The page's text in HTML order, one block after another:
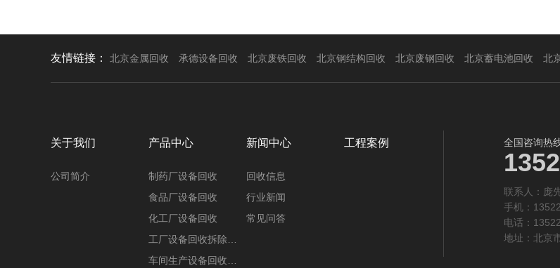
友情链接： 北京金属回收 承德设备回收 北京废铁回收 北京钢结构回收 北京废钢回收 北京蓄电池回收 北
关于我们
公司简介
产品中心
制药厂设备回收
食品厂设备回收
化工厂设备回收
工厂设备回收拆除…
车间生产设备回收…
新闻中心
回收信息
行业新闻
常见问答
工程案例 全国咨询热
联系人：庞
手机：
电话：
地址：北京